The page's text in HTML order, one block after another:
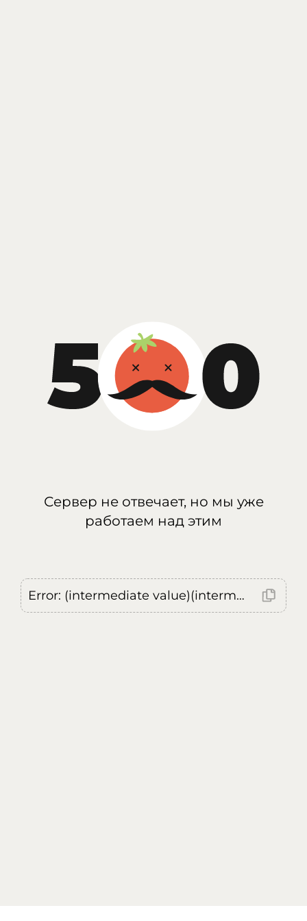
Сервер не отвечает, но мы уже
работаем над этим
Error: (intermediate value)(intermediate value)(intermediate value).replaceAll is not a function